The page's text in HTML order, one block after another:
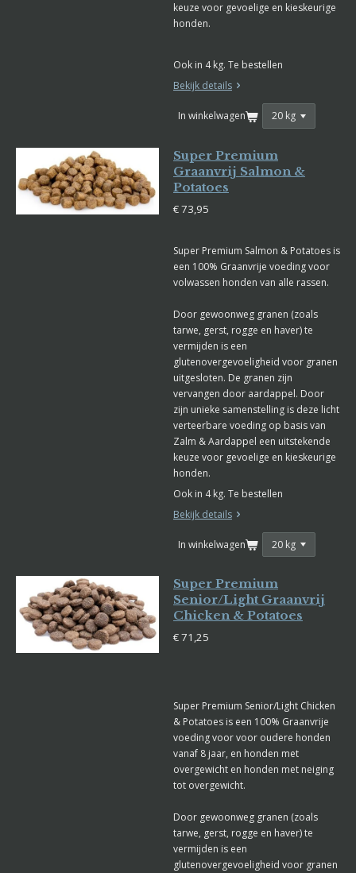
keuze voor gevoelige en kieskeurige
honden.
Ook in 4 kg. Te bestellen
Bekijk details
In winkelwagen
Super Premium
Graanvrij Salmon &
Potatoes
€ 73,95
Super Premium Salmon & Potatoes is
een 100% Graanvrije voeding voor
volwassen honden van alle rassen.
Door gewoonweg granen (zoals
tarwe, gerst, rogge en haver) te
vermijden is een
glutenovergevoeligheid voor granen
uitgesloten. De granen zijn
vervangen door aardappel. Door
zijn unieke samenstelling is deze licht
verteerbare voeding op basis van
Zalm & Aardappel een uitstekende
keuze voor gevoelige en kieskeurige
honden.
Ook in 4 kg. Te bestellen
Bekijk details
In winkelwagen
Super Premium
Senior/Light Graanvrij
Chicken & Potatoes
€ 71,25
Super Premium Senior/Light Chicken
& Potatoes is een 100% Graanvrije
voeding voor voor oudere honden
vanaf 8 jaar, en honden met
overgewicht en honden met neiging
tot overgewicht.
Door gewoonweg granen (zoals
tarwe, gerst, rogge en haver) te
vermijden is een
glutenovergevoeligheid voor granen